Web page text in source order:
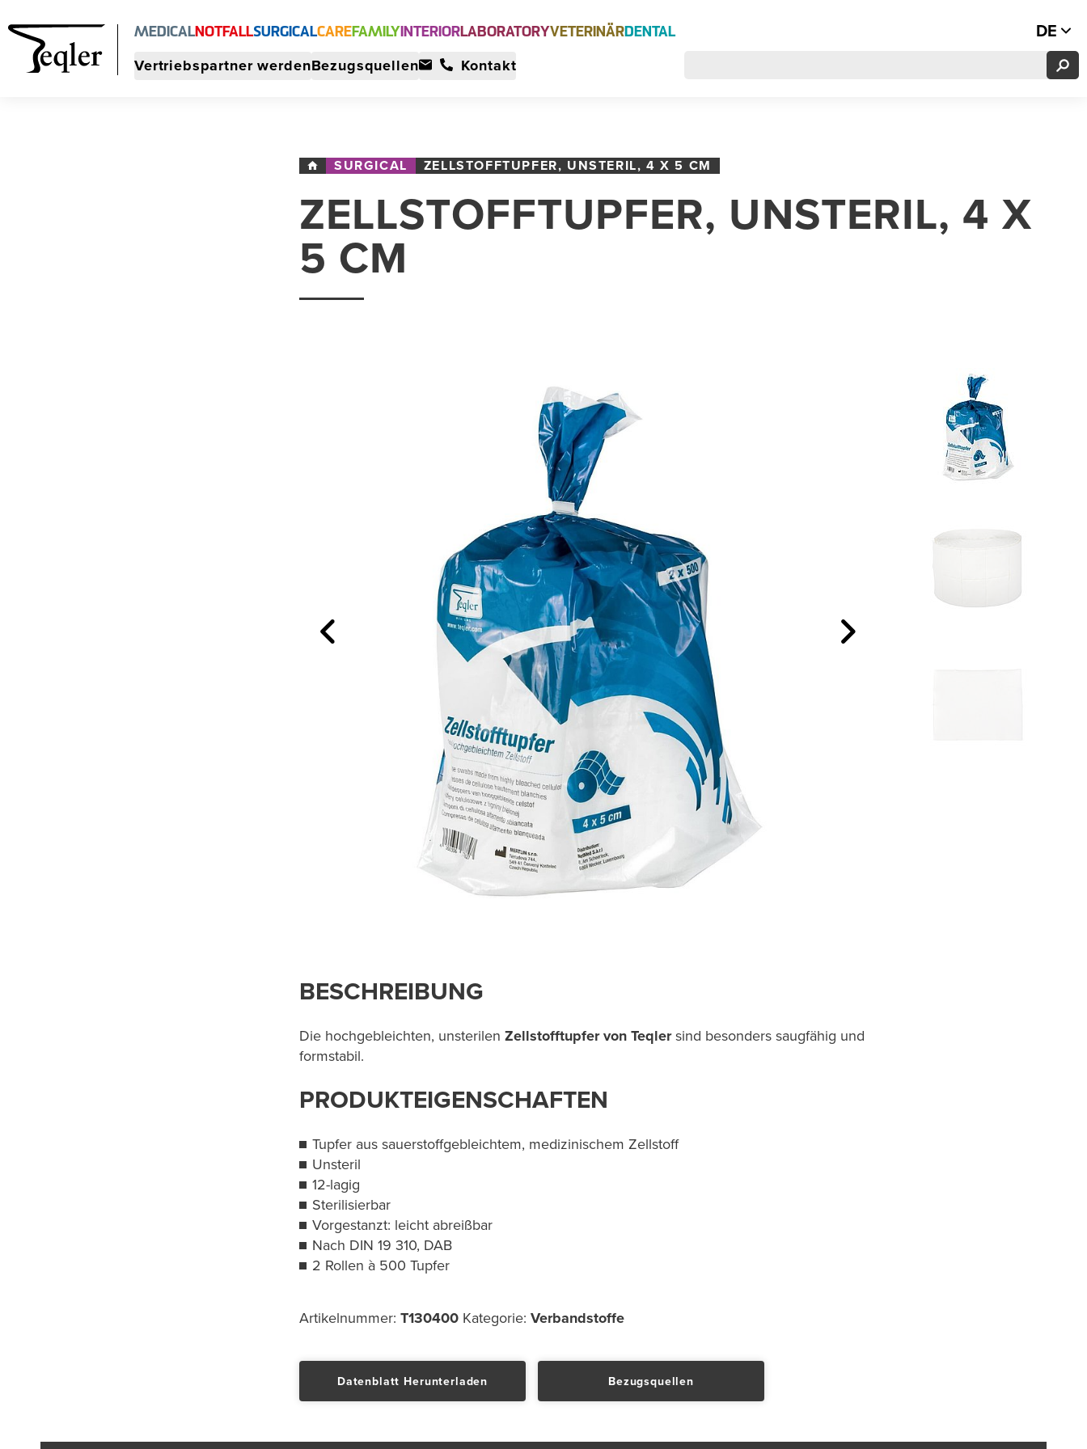
MEDICALNOTFALLSURGICALCAREFAMILYINTERIORLABORATORYVETERINÄRDENTAL
Vertriebspartner werdenBezugsquellen Kontakt
DE
SURGICAL ZELLSTOFFTUPFER, UNSTERIL, 4 X 5 CM
ZELLSTOFFTUPFER, UNSTERIL, 4 X
5 CM
BESCHREIBUNG
Die hochgebleichten, unsterilen Zellstofftupfer von Teqlersind besonders saugfähig und
formstabil.
PRODUKTEIGENSCHAFTEN
Tupfer aus sauerstoffgebleichtem, medizinischem Zellstoff
Unsteril
12-lagig
Sterilisierbar
Vorgestanzt: leicht abreißbar
Nach DIN 19 310, DAB
2 Rollen à 500 Tupfer
Artikelnummer: T130400 Kategorie: Verbandstoffe
Datenblatt Herunterladen Bezugsquellen